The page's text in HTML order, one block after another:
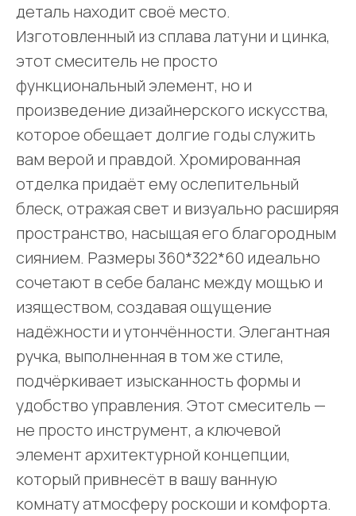
деталь находит своё место.
Изготовленный из сплава латуни и цинка,
этот смеситель не просто
функциональный элемент, но и
произведение дизайнерского искусства,
которое обещает долгие годы служить
вам верой и правдой. Хромированная
отделка придаёт ему ослепительный
блеск, отражая свет и визуально расширяя
пространство, насыщая его благородным
сиянием. Размеры 360*322*60 идеально
сочетают в себе баланс между мощью и
изяществом, создавая ощущение
надёжности и утончённости. Элегантная
ручка, выполненная в том же стиле,
подчёркивает изысканность формы и
удобство управления. Этот смеситель —
не просто инструмент, а ключевой
элемент архитектурной концепции,
который привнесёт в вашу ванную
комнату атмосферу роскоши и комфорта.